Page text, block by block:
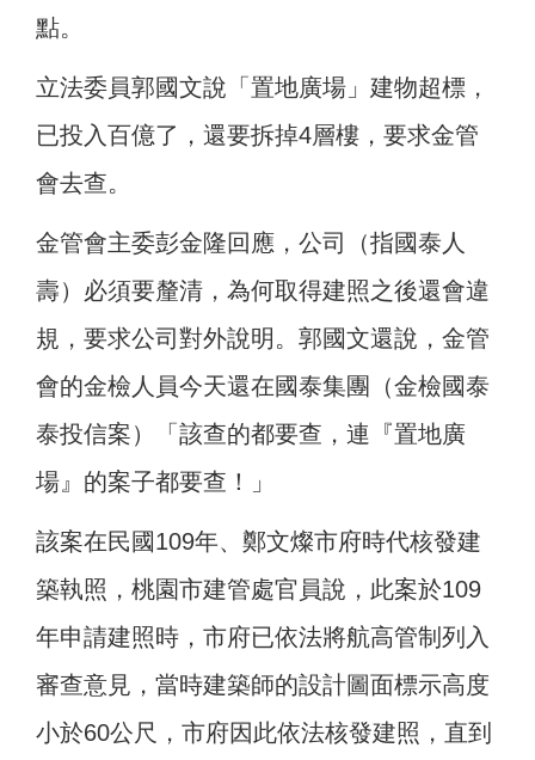
點。
立法委員郭國文說「置地廣場」建物超標，
已投入百億了，還要拆掉4層樓，要求金管
會去查。
金管會主委彭金隆回應，公司（指國泰人
壽）必須要釐清，為何取得建照之後還會違
規，要求公司對外說明。郭國文還說，金管
會的金檢人員今天還在國泰集團（金檢國泰
泰投信案）「該查的都要查，連『置地廣
場』的案子都要查！」
該案在民國109年、鄭文燦市府時代核發建
築執照，桃園市建管處官員說，此案於109
年申請建照時，市府已依法將航高管制列入
審查意見，當時建築師的設計圖面標示高度
小於60公尺，市府因此依法核發建照，直到